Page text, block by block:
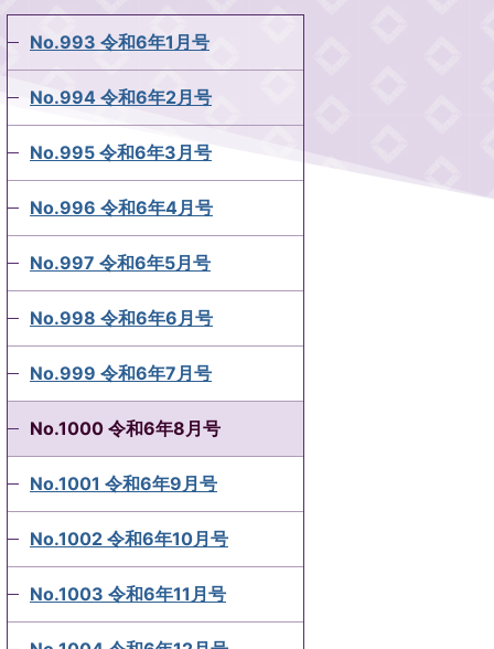
No.993 令和6年1月号
No.994 令和6年2月号
No.995 令和6年3月号
No.996 令和6年4月号
No.997 令和6年5月号
No.998 令和6年6月号
No.999 令和6年7月号
No.1000 令和6年8月号
No.1001 令和6年9月号
No.1002 令和6年10月号
No.1003 令和6年11月号